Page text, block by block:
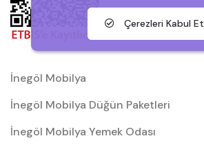
İnegöl Mobilya
İnegöl Mobilya Düğün Paketleri
İnegöl Mobilya Yemek Odası
Çerezleri Kabul Et